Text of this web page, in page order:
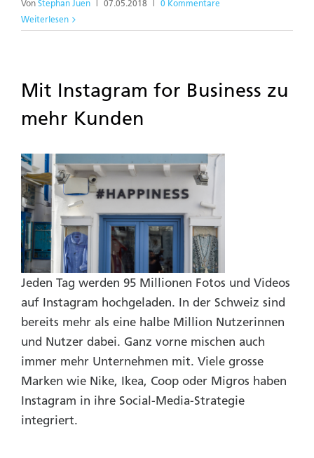
Von Stephan Juen 07.05.2018
0 Kommentare
Weiterlesen
Mit Instagram for Business zu
mehr Kunden
Jeden Tag werden 95 Millionen Fotos und Videos
auf Instagram hochgeladen. In der Schweiz sind
bereits mehr als eine halbe Million Nutzerinnen
und Nutzer dabei. Ganz vorne mischen auch
immer mehr Unternehmen mit. Viele grosse
Marken wie Nike, Ikea, Coop oder Migros haben
Instagram in ihre Social-Media-Strategie
integriert.